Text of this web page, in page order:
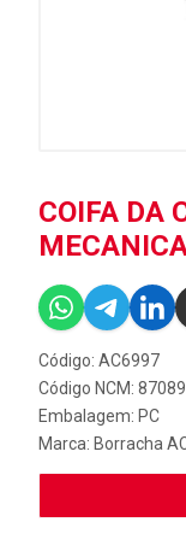
COIFA DA
Código: AC6997
Código NCM:
Embalagem: PC
Marca: Borracha